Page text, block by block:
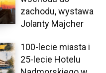
zachodu, wystawa
Jolanty Majcher
100-lecie miasta i
25-lecie Hotelu